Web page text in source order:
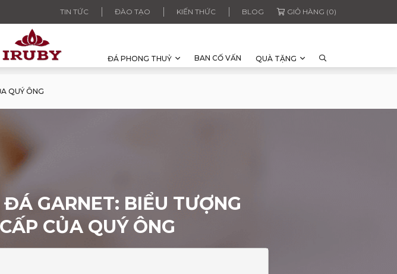
TIN TỨC ĐÀO TẠO KIẾN THỨC BLOG GIỎ HÀNG (0)
ĐÁ PHONG THUỶ BAN CỐ VẤN QUÀ TẶNG
QUÝ ÔNG
GARNET: BIỂU TƯỢNG
CỦA QUÝ ÔNG